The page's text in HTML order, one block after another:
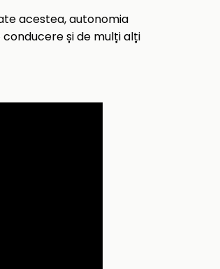
acestea, autonomia
și de mulți alți